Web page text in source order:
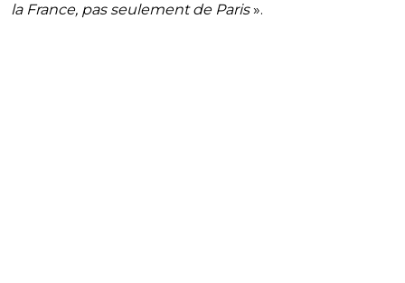
la France, pas seulement de Paris».